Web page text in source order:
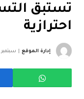
تستبق
احترازية
إدارة الموقع سبتمبر 7, 2024